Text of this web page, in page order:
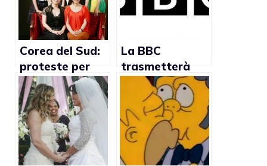
Corea del Sud:
proteste per
serie tv con tre
coppie di
lesbiche
La BBC
trasmetterà
una serie tv gay